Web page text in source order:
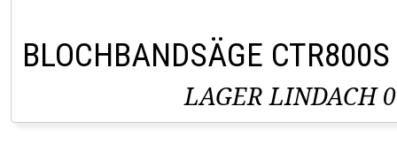
BLOCHBANDSÄGE
LAGER LINDACH